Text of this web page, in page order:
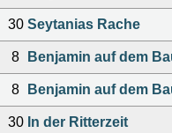
30 Seytanias Rache
8 Benjamin auf dem
8 Benjamin auf dem
30 In der Ritterzeit